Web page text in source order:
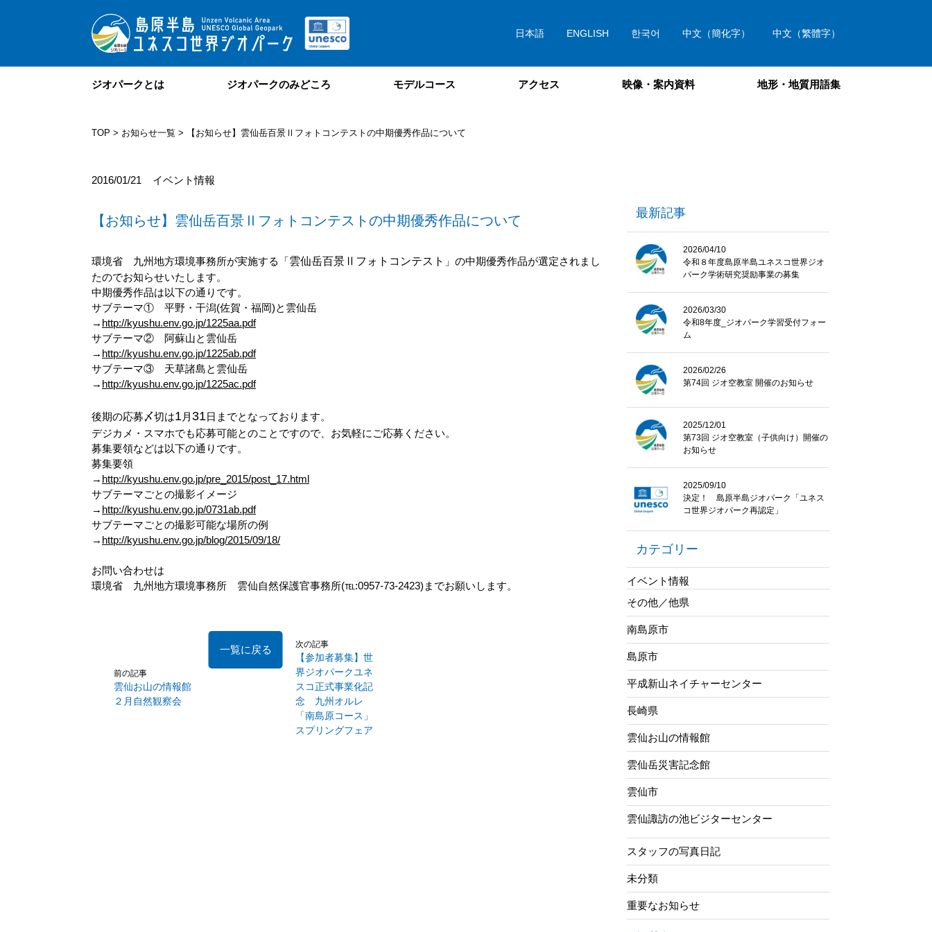
日本語 ENGLISH 한국어 中文（簡化字） 中文（繁體字）
ジオパークとは ジオパークのみどころ モデルコース アクセス 映像・案内資料 地形・地質用語集
TOP > お知らせ一覧 > 【お知らせ】雲仙岳百景Ⅱフォトコンテストの中期優秀作品について
2016/01/21 イベント情報
【お知らせ】雲仙岳百景Ⅱフォトコンテストの中期優秀作品について
環境省 九州地方環境事務所が実施する「雲仙岳百景Ⅱフォトコンテスト 」の中期優秀作品が選定されまし
たのでお知らせいたします。
中期優秀作品は以下の通りです。
サブテーマ① 平野・干潟(佐賀・福岡)と雲仙岳
→ http://kyushu.env.go.jp/1225aa.pdf
サブテーマ② 阿蘇山と雲仙岳
→ http://kyushu.env.go.jp/1225ab.pdf
サブテーマ③ 天草諸島と雲仙岳
→ http://kyushu.env.go.jp/1225ac.pdf
後期の応募〆切は1月31日までとなっております。
デジカメ・スマホでも応募可能とのことですので、お気軽にご応募ください。
募集要領などは以下の通りです。
募集要領
→ http://kyushu.env.go.jp/pre_2015/post_17.html
サブテーマごとの撮影イメージ
→ http://kyushu.env.go.jp/0731ab.pdf
サブテーマごとの撮影可能な場所の例
→ http://kyushu.env.go.jp/blog/2015/09/18/
お問い合わせは
環境省 九州地方環境事務所 雲仙自然保護官事務所(℡:0957-73-2423)までお願いします。
前の記事
雲仙お山の情報館
２月自然観察会
次の記事
【参加者募集】世
界ジオパークユネ
スコ正式事業化記
念 九州オルレ
「南島原コース」
スプリングフェア
一覧に戻る
最新記事
2026/04/10
令和８年度島原半島ユネスコ世界ジオ
パーク学術研究奨励事業の募集
2026/03/30
令和8年度_ジオパーク学習受付フォー
ム
2026/02/26
第74回 ジオ空教室 開催のお知らせ
2025/12/01
第73回 ジオ空教室（子供向け）開催の
お知らせ
2025/09/10
決定！ 島原半島ジオパーク「ユネス
コ世界ジオパーク再認定」
カテゴリー
イベント情報
その他／他県
南島原市
島原市
平成新山ネイチャーセンター
長崎県
雲仙お山の情報館
雲仙岳災害記念館
雲仙市
雲仙諏訪の池ビジターセンター
スタッフの写真日記
未分類
重要なお知らせ